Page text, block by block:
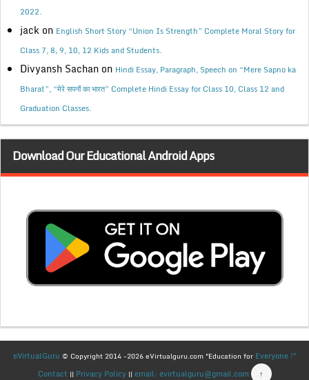
2022.
jack on English Short Story “Union Is Strength” Complete Moral Story for
Class 7, 8, 9, 10, 12 Kids and Students.
Divyansh Sachan on Hindi Essay, Paragraph, Speech on “Mere Sapno ka
Bharat”, “मेरे सपनों का भारत” Complete Hindi Essay for Class 10, Class 12 and
Graduation Classes.
Download Our Educational Android Apps
eVirtualGuru © Copyright 2014 -2026 eVirtualguru.com "Education for Everyone !"
Contact || Privacy Policy|| email: evirtualguru@gmail.com ↑